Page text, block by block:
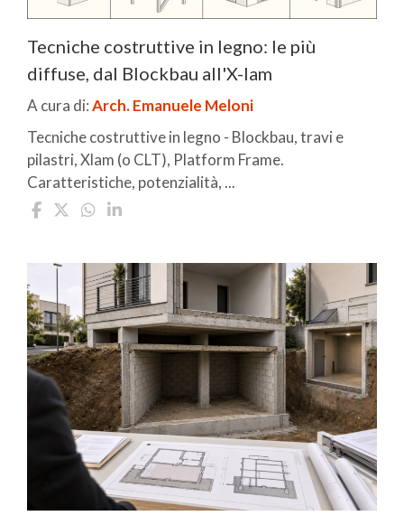
Tecniche costruttive in legno: le più
diffuse, dal Blockbau all'X-lam
A cura di:Arch. Emanuele Meloni
Tecniche costruttive in legno - Blockbau, travi e
pilastri, Xlam (o CLT), Platform Frame.
Caratteristiche, potenzialità, ...